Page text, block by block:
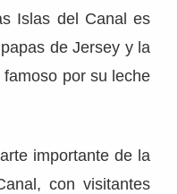
Islas del Canal es
de Jersey y la
por su leche
importante de la
con visitantes